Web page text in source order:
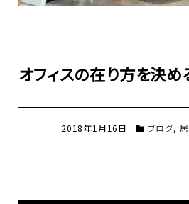
オフィスの在り方を決
2018年1月16日 ブログ,